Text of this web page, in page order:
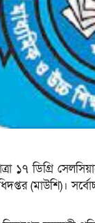
১৭ ডিগ্রি
(মাউশি)।